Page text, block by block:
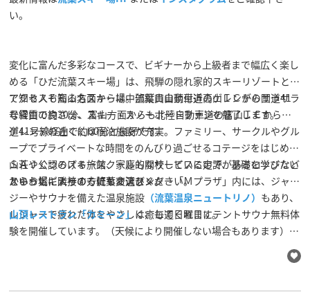
い。
変化に富んだ多彩なコースで、ビギナーから上級者まで幅広く楽し
める「ひだ流葉スキー場」は、飛騨の隠れ家的スキーリゾートとし
て知る人ぞ知る名スキー場。流葉山山頂付近のゲレンデのサラサラ
な雪質の良さは、スキー・スノーボードファンを魅了します。
アクセスも高山方面からは中部縦貫自動車道高山ＩＣから国道41
号経由で約30分、富山方面からも北陸自動車道の富山ＩＣから国
道41号線経由で約60分と良好です。
ＳＡＪ公認のスキースクールも開校しているので、基礎を学びたい
というビギナーの方にもオススメ。
ゲレンデの近くには宿泊施設が充実。ファミリー、サークルやグル
ープでプライベートな時間をのんびり過ごせるコテージをはじめ、
山荘やくつろげる旅館、家庭的なサービスに定評があるロッジなど
からお気に入りの一軒をお選びください。
スキー場に隣接する流葉交流センター「Ｍプラザ」内には、ジャグ
ジーやサウナを備えた温泉施設 （流葉温泉ニュートリノ） もあり、
レジャーで疲れた体をやさしく癒してくれます。
山頂レストラン「カミーン」は、毎週日曜日にテントサウナ無料体
験を開催しています。（天候により開催しない場合もあります）ま
た、飛騨市神岡町山之村で作られている伝統食品の寒干し大根づく
りも行われており、レストランでも召し上がることもできます。